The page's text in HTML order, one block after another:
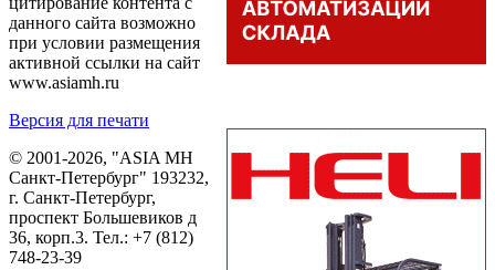
данного сайта возможно
при условии размещения
активной ссылки на сайт
www.asiamh.ru
Версия для печати
© 2001-2026, "ASIA MH
Санкт-Петербург" 193232,
г. Санкт-Петербург,
проспект Большевиков д
36, корп.3. Тел.: +7 (812)
748-23-39